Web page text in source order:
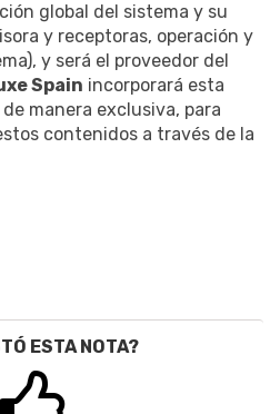
global del sistema y su
y receptoras, operación y
y será el proveedor del
Spain incorporará esta
manera exclusiva, para
contenidos a través de la
ESTA NOTA?